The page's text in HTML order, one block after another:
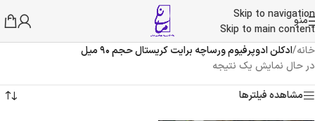
Skip to navigation
Skip to main content
منو
خانه/ادکلن ادوپرفیوم ورساچه برایت کریستال حجم ۹۰ میل
در حال نمایش یک نتیجه
مشاهده فیلترها